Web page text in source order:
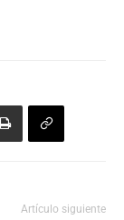
Artículo siguiente